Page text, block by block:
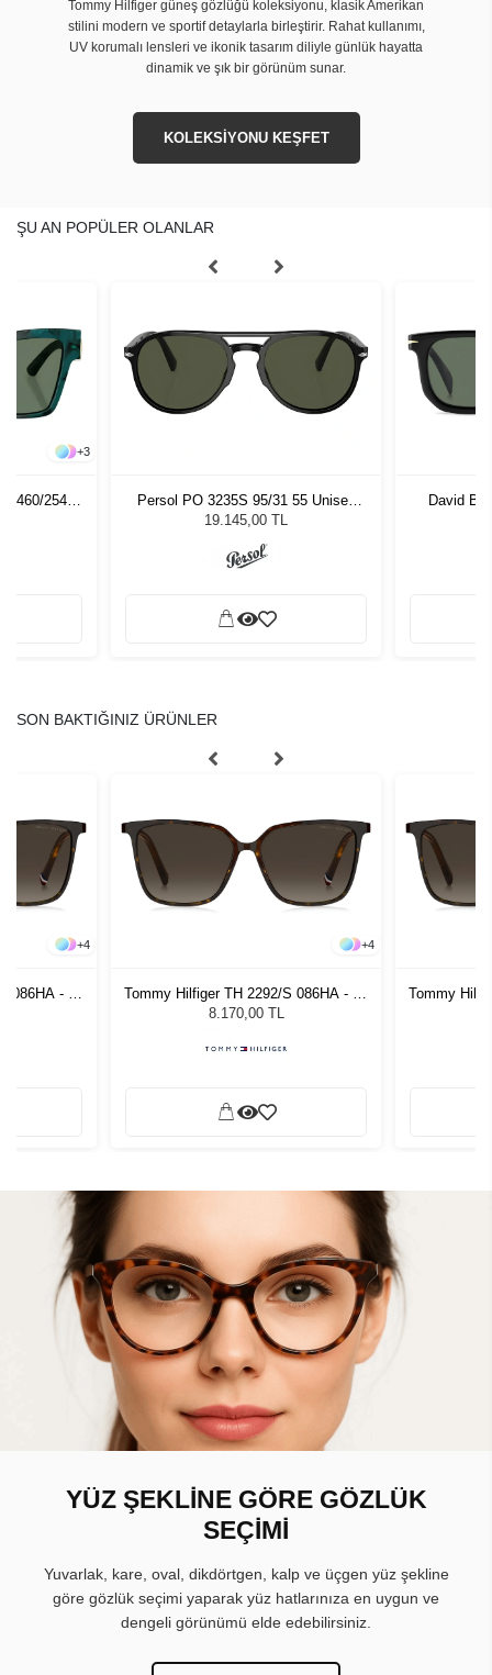
Tommy Hilfiger güneş gözlüğü koleksiyonu, klasik Amerikan
stilini modern ve sportif detaylarla birleştirir. Rahat kullanımı,
UV korumalı lensleri ve ikonik tasarım diliyle günlük hayatta
dinamik ve şık bir görünüm sunar.
KOLEKSİYONU KEŞFET
ŞU AN POPÜLER OLANLAR
+3
3460/254
Persol PO 3235S 95/31 55 Unisex
Güneş Gözlüğü
19.145,00 TL
David
SON BAKTIĞINIZ ÜRÜNLER
+4
086HA - 55
+4
Tommy Hilfiger TH 2292/S 086HA - 55
Kadın Güneş Gözlüğü
8.170,00 TL
Tommy
YÜZ ŞEKLİNE GÖRE GÖZLÜK
SEÇİMİ
Yuvarlak, kare, oval, dikdörtgen, kalp ve üçgen yüz şekline
göre gözlük seçimi yaparak yüz hatlarınıza en uygun ve
dengeli görünümü elde edebilirsiniz.